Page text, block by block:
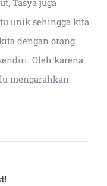
Tasya juga
unik sehingga kita
dengan orang
Oleh karena
mengarahkan